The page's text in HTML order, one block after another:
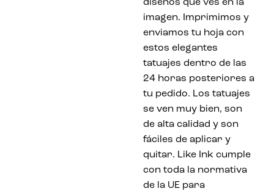
diseños que ves en la
imagen. Imprimimos y
enviamos tu hoja con
estos elegantes
tatuajes dentro de las
24 horas posteriores a
tu pedido. Los tatuajes
se ven muy bien, son
de alta calidad y son
fáciles de aplicar y
quitar. Like Ink cumple
con toda la normativa
de la UE para